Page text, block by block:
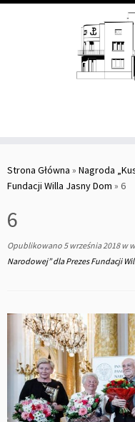
to
content
Strona Główna » Nagroda
Fundacji Willa Jasny Dom » 6
6
Opublikowano 5 września 2018w
Narodowej” dla Prezes Fundacji